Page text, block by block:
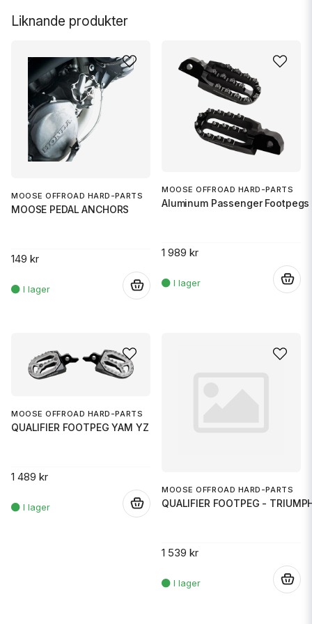
Liknande produkter
MOOSE OFFROAD HARD-PARTS
MOOSE PEDAL ANCHORS
149 kr
MOOSE OFFROAD HARD-PARTS
Aluminum Passenger
1 989 kr
MOOSE OFFROAD HARD-PARTS
QUALIFIER FOOTPEG YAM YZ
1 489 kr
MOOSE OFFROAD HARD-PARTS
QUALIFIER FOOTPEG -
1 539 kr